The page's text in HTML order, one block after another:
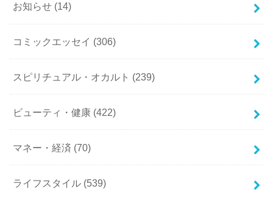
お知らせ (14)
コミックエッセイ (306)
スピリチュアル・オカルト (239)
ビューティ・健康 (422)
マネー・経済 (70)
ライフスタイル (539)